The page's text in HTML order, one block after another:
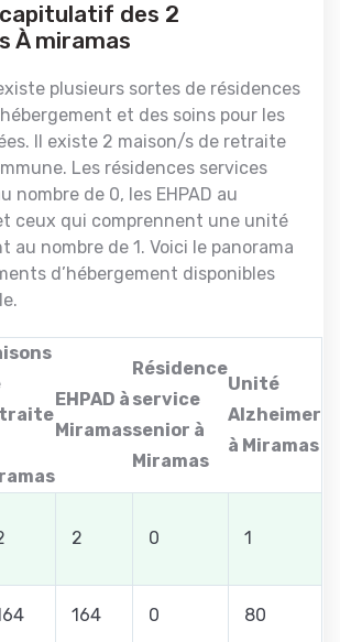
des 2
À miramas
plusieurs sortes de résidences
et des soins pour les
Il existe 2 maison/s de retraite
Les résidences services
nombre de 0, les EHPAD au
ceux qui comprennent une unité
au nombre de 1. Voici le panorama
d’hébergement disponibles
EHPAD à
Miramas
Résidence
service
senior à
Miramas
Unité
Alzheimer
à Miramas
2 0 1
164 0 80